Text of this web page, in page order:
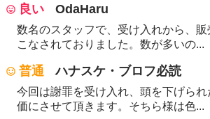
良い OdaHaru
数名のスタッフで、受け入れから、販
こなされておりました。数が多いの...
普通 ハナスケ・ブロフ必読
今回は謝罪を受け入れ、頭を下げら
価にさせて頂きます。そちら様は色...